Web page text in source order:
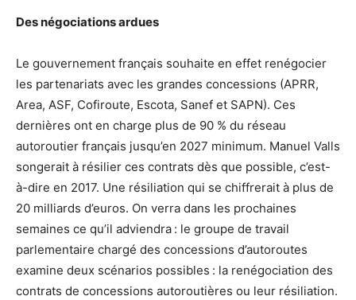
Des négociations ardues
Le gouvernement français souhaite en effet renégocier
les partenariats avec les grandes concessions (APRR,
Area, ASF, Cofiroute, Escota, Sanef et SAPN). Ces
dernières ont en charge plus de 90 % du réseau
autoroutier français jusqu’en 2027 minimum. Manuel Valls
songerait à résilier ces contrats dès que possible, c’est-
à-dire en 2017. Une résiliation qui se chiffrerait à plus de
20 milliards d’euros. On verra dans les prochaines
semaines ce qu’il adviendra : le groupe de travail
parlementaire chargé des concessions d’autoroutes
examine deux scénarios possibles : la renégociation des
contrats de concessions autoroutières ou leur résiliation.